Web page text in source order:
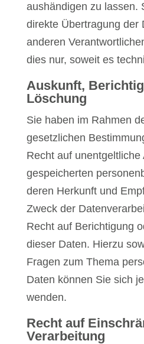
aushändigen zu lassen.
direkte Übertragung der
anderen
dies nur, soweit es
Auskunft,
Löschung
Sie haben im Rahmen
gesetzlichen
Recht auf
gespeicherten
deren Herkunft und
Zweck der
Recht auf Berichtigung
dieser Daten. Hierzu
Fragen zum Thema
Daten können Sie sich
wenden.
Recht auf
Verarbeitung